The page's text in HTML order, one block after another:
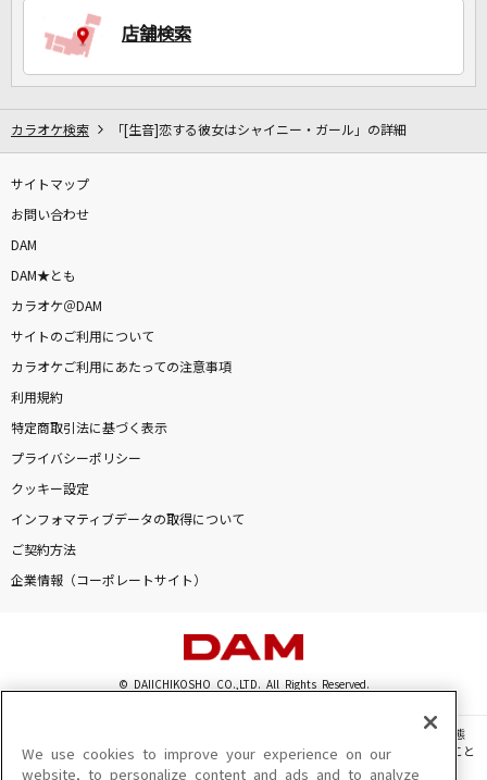
自宅でカラオケ歌い放題！
店舗検索
カラオケ検索 「[生音]恋する彼女はシャイニー・ガール」の詳細
サイトマップ
お問い合わせ
DAM
DAM★とも
カラオケ＠DAM
サイトのご利用について
カラオケご利用にあたっての注意事項
利用規約
特定商取引法に基づく表示
プライバシーポリシー
クッキー設定
インフォマティブデータの取得について
ご契約方法
企業情報（コーポレートサイト）
© DAIICHIKOSHO CO.,LTD. All Rights Reserved.
このサイトに掲載されている一切の文章・画像・写真・動画・音声等を、手段や形態
を問わず、著作権法の定める範囲を超えて無断で複製、転載、ファイル化などすること
を禁じます。
We use cookies to improve your experience on our
website, to personalize content and ads and to analyze